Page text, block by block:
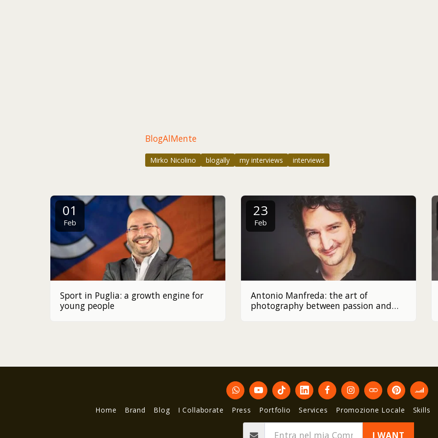
BlogAlMente
Mirko Nicolino blogally my interviews interviews
01
Feb
Sport in Puglia: a growth engine for
young people
23
Feb
Antonio Manfreda: the art of
photography between passion and
Home Brand Blog I Collaborate Press Portfolio Services Promozione Locale Skills
I WANT